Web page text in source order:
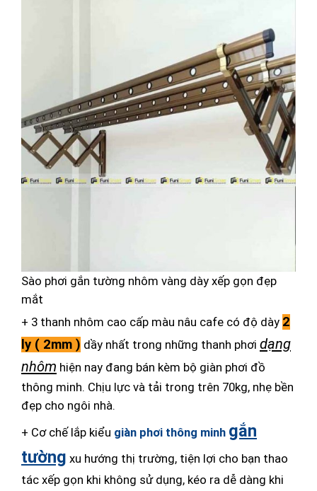
Sào phơi gắn tường nhôm vàng dày xếp gọn đẹp
mắt
+ 3 thanh nhôm cao cấp màu nâu cafe có độ dày 2
ly ( 2mm ) dầy nhất trong những thanh phơi dạng
nhôm hiện nay đang bán kèm bộ giàn phơi đồ
thông minh. Chịu lực và tải trong trên 70kg, nhẹ bền
đẹp cho ngôi nhà.
+ Cơ chế lắp kiểu giàn phơi thông minh gắn
tường xu hướng thị trường, tiện lợi cho bạn thao
tác xếp gọn khi không sử dụng, kéo ra dễ dàng khi